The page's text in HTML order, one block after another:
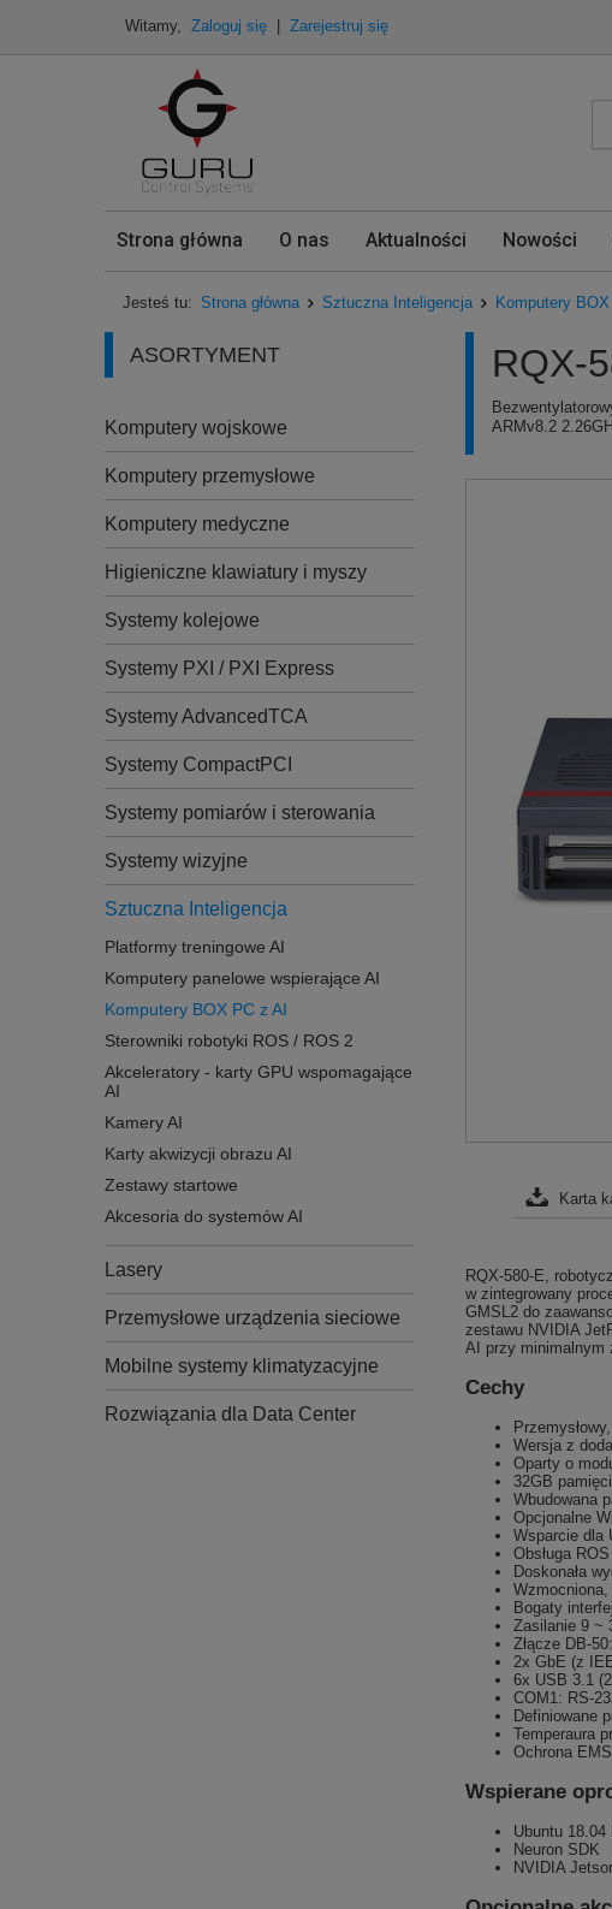
Witamy, Zaloguj się Zarejestruj się
Strona główna O nas Aktualności Nowości
Jesteś tu: Strona główna Sztuczna Inteligencja Komputery BOX
ASORTYMENT
Komputery wojskowe
Komputery przemysłowe
Komputery medyczne
Higieniczne klawiatury i myszy
Systemy kolejowe
Systemy PXI / PXI Express
Systemy AdvancedTCA
Systemy CompactPCI
Systemy pomiarów i sterowania
Systemy wizyjne
Sztuczna Inteligencja
Platformy treningowe AI
Komputery panelowe wspierające AI
Komputery BOX PC z AI
Sterowniki robotyki ROS / ROS 2
Akceleratory - karty GPU wspomagające
AI
Kamery AI
Karty akwizycji obrazu AI
Zestawy startowe
Akcesoria do systemów AI
Lasery
Przemysłowe urządzenia sieciowe
Mobilne systemy klimatyzacyjne
Rozwiązania dla Data Center
RQX-
ARMv8.2
Karta
RQX-580-E,
w zintegrowany
GMSL2 do
zestawu NVIDIA
AI przy minimalnym
Cechy
Wersja z
Oparty o
32GB
Wbudowana
Opcjonalne
Wsparcie dla
Obsługa
Doskonała
Bogaty
Zasilanie 9 ~
Złącze DB-
2x GbE (z
6x USB 3.1
COM1: RS-
Definiowane
Temperaura
Ochrona EMS
Wspierane
Ubuntu 18.04
Neuron SDK
NVIDIA